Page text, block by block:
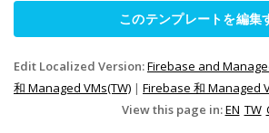
このテンプレートを編集
Edit Localized Version:Firebase and
和 Managed VMs(TW) | Firebase 和 Managed
View this page in:EN TW